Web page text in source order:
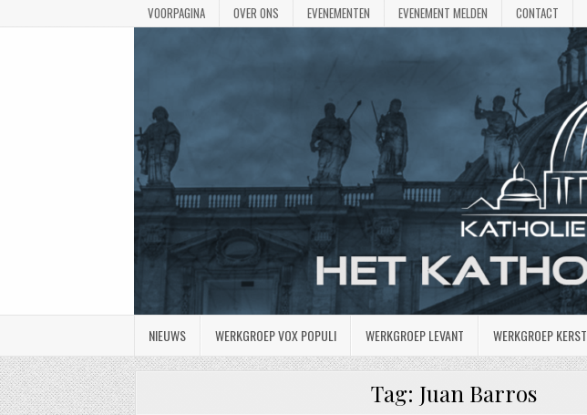
VOORPAGINA OVER ONS EVENEMENTEN EVENEMENT MELDEN CONTACT
NIEUWS WERKGROEP VOX POPULI WERKGROEP LEVANT WERKGROEP
Tag: Juan Barros